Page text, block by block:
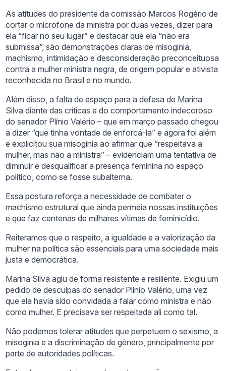
As atitudes do presidente da comissão Marcos Rogério de
cortar o microfone da ministra por duas vezes, dizer para
ela “ficar no seu lugar” e destacar que ela “não era
submissa”, são demonstrações claras de misoginia,
machismo, intimidação e desconsideração preconceituosa
contra a mulher ministra negra, de origem popular e ativista
reconhecida no Brasil e no mundo.
Além disso, a falta de espaço para a defesa de Marina
Silva diante das críticas e do comportamento indecoroso
do senador Plínio Valério – que em março passado chegou
a dizer “que tinha vontade de enforcá-la” e agora foi além
e explicitou sua misoginia ao afirmar que “respeitava a
mulher, mas não a ministra” – evidenciam uma tentativa de
diminuir e desqualificar a presença feminina no espaço
político, como se fosse subalterna.
Essa postura reforça a necessidade de combater o
machismo estrutural que ainda permeia nossas instituições
e que faz centenas de milhares vítimas de feminicídio.
Reiteramos que o respeito, a igualdade e a valorização da
mulher na política são essenciais para uma sociedade mais
justa e democrática.
Marina Silva agiu de forma resistente e resiliente. Exigiu um
pedido de desculpas do senador Plínio Valério, uma vez
que ela havia sido convidada a falar como ministra e não
como mulher. E precisava ser respeitada ali como tal.
Não podemos tolerar atitudes que perpetuem o sexismo, a
misoginia e a discriminação de gênero, principalmente por
parte de autoridades políticas.